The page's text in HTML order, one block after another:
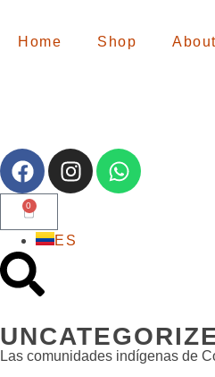
Home Shop
0
ES
Las comunidades indígenas de